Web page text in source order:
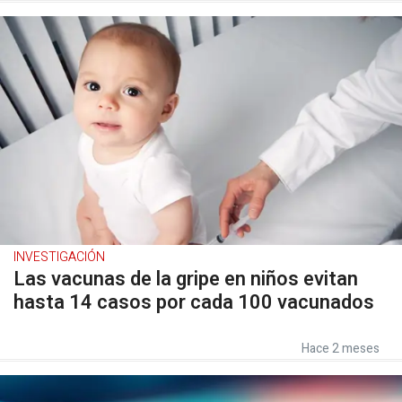
INVESTIGACIÓN
Las vacunas de la gripe en niños evitan
hasta 14 casos por cada 100 vacunados
Hace 2 meses